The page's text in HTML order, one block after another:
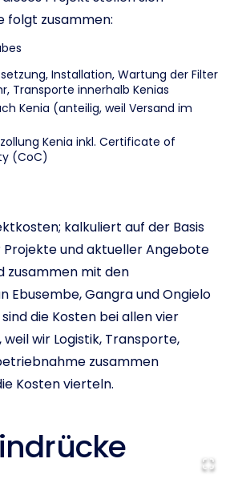
folgt zusammen:
Installation, Wartung der Filter
Transporte innerhalb Kenias
Kenia (anteilig, weil Versand im
Kenia inkl. Certificate of
(CoC)
kalkuliert auf der Basis
und aktueller Angebote
zusammen mit den
Ebusembe, Gangra und Ongielo
die Kosten bei allen vier
wir Logistik, Transporte,
zusammen
Kosten vierteln.